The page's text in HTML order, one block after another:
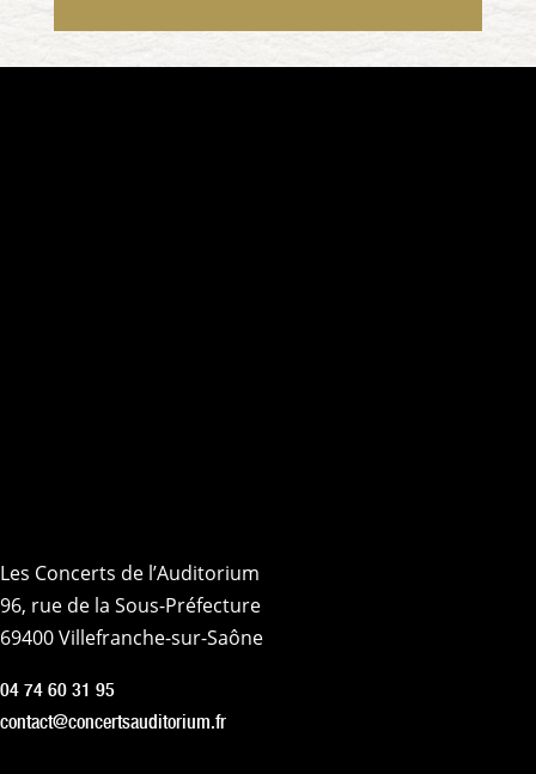
Les Concerts de l’Auditorium
96, rue de la Sous-Préfecture
69400 Villefranche-sur-Saône
04 74 60 31 95
contact@concertsauditorium.fr